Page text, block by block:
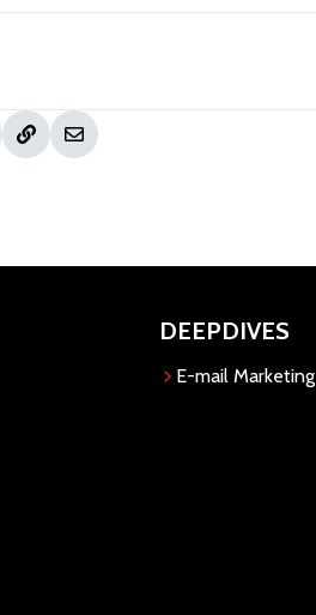
DEEPDIVES
E-mail Marketing